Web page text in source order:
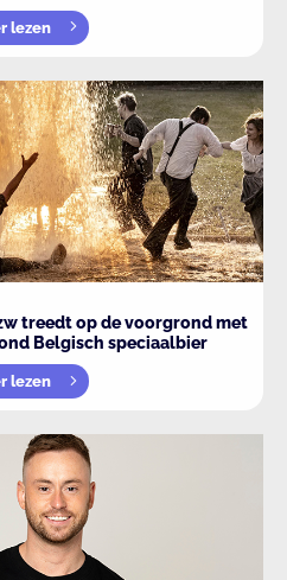
lezen
treedt op de voorgrond met
Belgisch speciaalbier
lezen